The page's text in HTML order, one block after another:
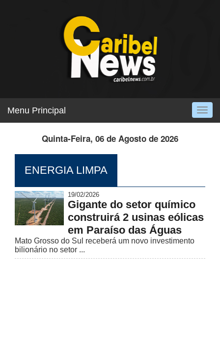
Menu Principal
Quinta-Feira, 06 de Agosto de 2026
ENERGIA LIMPA
19/02/2026
Gigante do setor químico
construirá 2 usinas eólicas
em Paraíso das Águas
Mato Grosso do Sul receberá um novo investimento
bilionário no setor ...